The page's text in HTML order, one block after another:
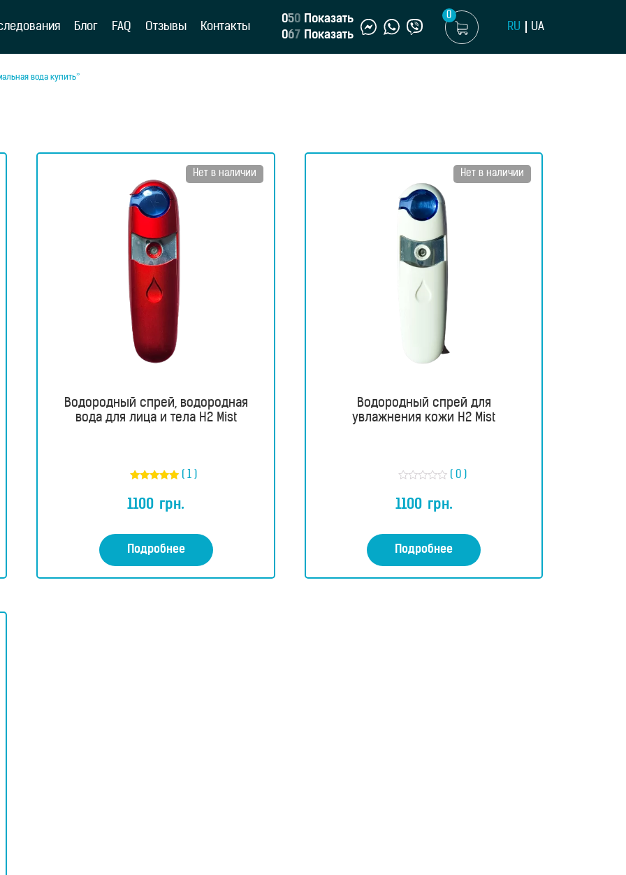
Блог FAQ Отзывы Контакты
050
Показать
067 Показать
0
RU UA
вода купить”
Нет в наличии
Водородный спрей, водородная
вода для лица и тела H2 Mist
5.00
из 5
( 1 )
1100 грн.
Подробнее
Нет в наличии
Водородный спрей для
увлажнения кожи H2 Mist
ц
е
а
0
и
( 0 )
1100 грн.
Подробнее